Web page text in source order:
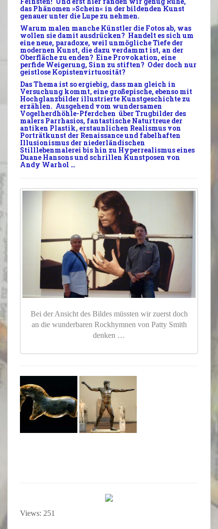
das Phänomen »Schein« in derbildendenKunst
genauer unter die Lupe zu nehmen.
Warum malen manche Künstler die Fotos ab, was
wollen sie damit ausdrücken? Handelt es sich um
eine neue, paradoxe, weil unmögliche Tiefe der
modernen Kunst, die dazu verdammt ist, an der
Oberfläche zuenden? Eine Provokation, eine
perfide Weigerung, Sinn zu stiften? Oder doch nur
geistlose Kopistenvirtuosität?
Das Thema ist so ergiebig, dass man gleich in
Versuchungkommt, eine großepische, ebenso mit
Hochglanzbilder illustrierte Kunstgeschichte zu
erzählen. Ausgehend vom wundersamen
Vogelherdhöhle-Pferdchen über Trugbilder des
malers Parrhasios, fantastische Naturtreue der
antiken Plastik, erstaunlichen Realismus von
Porträtkunst der Renaissance und fabelhaften
Illusionismus der niederländischen
Stilllebenmalerei bis hin zu Hyperrealismuseines
Duane Hansons und schrillen Kunstposen von
Andy Warhol …
Bei der Ansicht des Bildes müssten wir zuerst doch
an die wunderbaren Rockhymnen von Patty Smith
denken …
Views: 251